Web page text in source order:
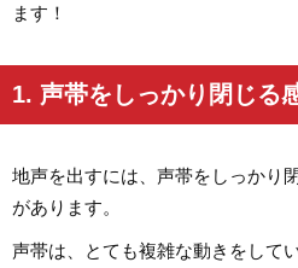
ます！
1. 声帯をしっかり閉じる
地声を出すには、声帯をしっかり
があります。
声帯は、とても複雑な動きをしてい